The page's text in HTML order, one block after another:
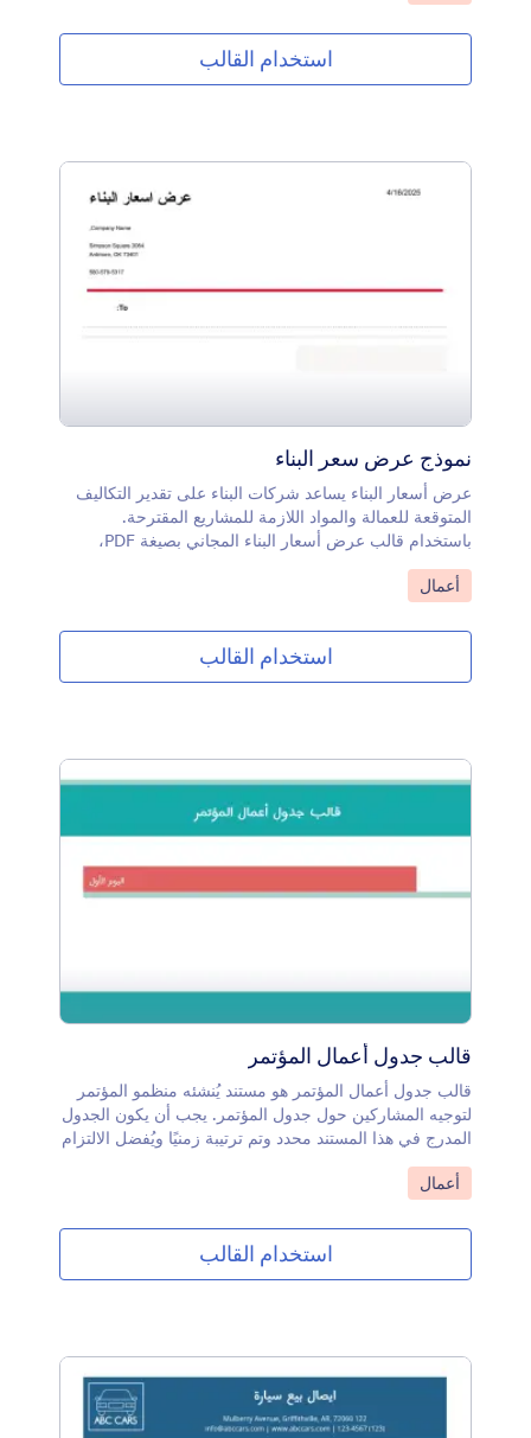
الخصومات، طريقة الدفع، صافي الراتب الإجمالي، وأي
ملاحظات أو تعليقات.يستخدم هذا النموذج أداة جدول الإدخال
لعرض الدخل والخصومات في شكل جدول يسهل قراءته
إلى ذلك، يتيح استخدام أداة الصورة في محرر PDF إمكانية
استخدام القالب
نموذج عرض سعر البناء
عرض أسعار البناء يساعد شركات البناء على تقدير التكاليف
المتوقعة للعمالة والمواد اللازمة للمشاريع المقترحة.
باستخدام قالب عرض أسعار البناء المجاني بصيغة PDF،
يمكن للمقاولين وموردي مواد البناء تقديم تقديرات دقيقة
على السحب والإفلات من Jotform، يمكنك تخصيص هذا
القالب وتعديل جدول الإدخال المخصص لمستلزمات البناء.
يمكنك أيضًا إعداد قيم حسابية في النموذج لحساب إجمالي
وسهلة الإرسال للعملاء بسرعة وكفاءة.
انتقل إلى الفئة:
أعمال
استخدام القالب
قالب جدول أعمال المؤتمر
قالب جدول أعمال المؤتمر هو مستند يُنشئه منظمو المؤتمر
لتوجيه المشاركين حول جدول المؤتمر. يجب أن يكون الجدول
المدرج في هذا المستند محدد وتم ترتيبة زمنيًا ويُفضل الالتزام
به بدقة لضمان نجاح المؤتمر.يعرض هذا القالب عنوان
المؤتمر، تاريخ البدء، المكان، الوقت، وجدول الأنشطة لكل
النشاط. يستخدم القالب ويدجت القائمة القابلة للإعداد لإضافة
يوم ٢، ويوم ٣ فقط، ولكن يمكنك بسهولة تكرار هذه العناصر
الخط، أو إدراج صور وشعار للعلامة التجارية عبر محرر PDF
انتقل إلى الفئة:
أعمال
استخدام القالب